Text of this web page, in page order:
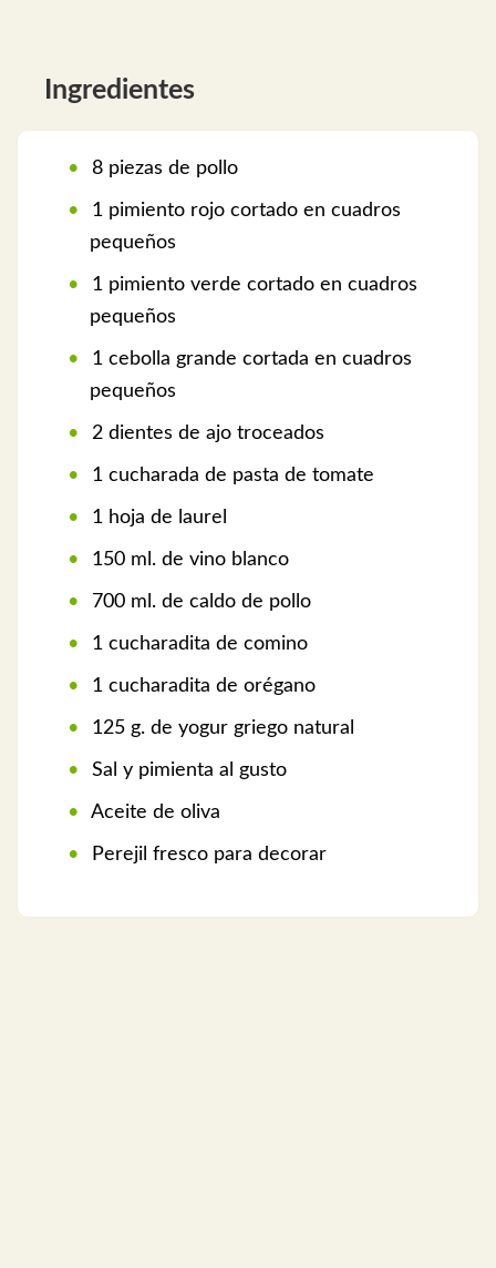
Ingredientes
8 piezas de pollo
1 pimiento rojo cortado en cuadros
pequeños
1 pimiento verde cortado en cuadros
pequeños
1 cebolla grande cortada en cuadros
pequeños
2 dientes de ajo troceados
1 cucharada de pasta de tomate
1 hoja de laurel
150 ml. de vino blanco
700 ml. de caldo de pollo
1 cucharadita de comino
1 cucharadita de orégano
125 g. de yogur griego natural
Sal y pimienta al gusto
Aceite de oliva
Perejil fresco para decorar